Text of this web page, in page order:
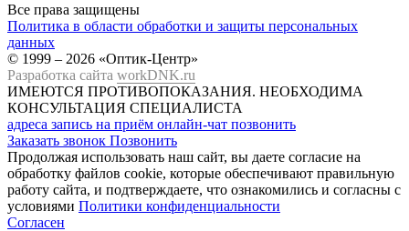
Все права защищены
Политика в области обработки и защиты персональных
данных
© 1999 – 2026 «Оптик-Центр»
Разработка сайта workDNK.ru
ИМЕЮТСЯ ПРОТИВОПОКАЗАНИЯ. НЕОБХОДИМА
КОНСУЛЬТАЦИЯ СПЕЦИАЛИСТА
адреса запись на приём онлайн-чат позвонить
Заказать звонок Позвонить
Продолжая использовать наш сайт, вы даете согласие на
обработку файлов cookie, которые обеспечивают правильную
работу сайта, и подтверждаете, что ознакомились и согласны с
условиями Политики конфиденциальности
Согласен